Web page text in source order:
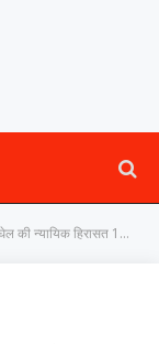
बढ़ी, मनी लॉन्ड्रिंग केस में जेल में ही रहेगें